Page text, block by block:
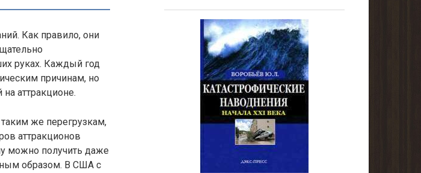
Как правило, они
руках. Каждый год
причинам, но
аттракционе.
же перегрузкам,
аттракционов
можно получить даже
образом. В США с